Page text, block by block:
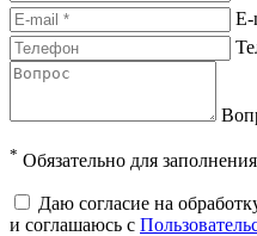
E-
* Обязательно для заполнения
Даю согласие на
и соглашаюсь с